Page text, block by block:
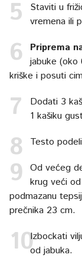
Staviti u
vremena ili
Priprema
jabuke (oko
kriške i posuti
Dodati 3
1 kašiku
Testo
Od većeg
krug veći
podmazanu
prečnika 23 cm.
Izbockati
od jabuka.